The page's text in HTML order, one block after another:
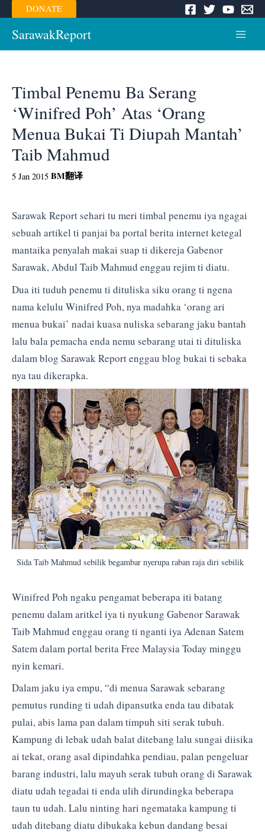
Skip
to
content
DONATE
SarawakReport
Timbal Penemu Ba Serang
‘Winifred Poh’ Atas ‘Orang
Menua Bukai Ti Diupah Mantah’
Taib Mahmud
5 Jan 2015 BM翻译
Sarawak Report sehari tu meri timbal penemu iya ngagai
sebuah artikel ti panjai ba portal berita internet ketegal
mantaika penyalah makai suap ti dikereja Gabenor
Sarawak, Abdul Taib Mahmud enggau rejim ti diatu.
Dua iti tuduh penemu ti dituliska siku orang ti ngena
nama kelulu Winifred Poh, nya madahka ‘orang ari
menua bukai’ nadai kuasa nuliska sebarang jaku bantah
lalu bala pemacha enda nemu sebarang utai ti dituliska
dalam blog Sarawak Report enggau blog bukai ti sebaka
nya tau dikerapka.
Sida Taib Mahmud sebilik begambar nyerupa raban raja diri sebilik
Winifred Poh ngaku pengamat beberapa iti batang
penemu dalam aritkel iya ti nyukung Gabenor Sarawak
Taib Mahmud enggau orang ti nganti iya Adenan Satem
Satem dalam portal berita Free Malaysia Today minggu
nyin kemari.
Dalam jaku iya empu, “di menua Sarawak sebarang
pemutus runding ti udah dipansutka enda tau dibatak
pulai, abis lama pan dalam timpuh siti serak tubuh.
Kampung di lebak udah balat ditebang lalu sungai diisika
ai tekat, orang asal dipindahka pendiau, palan pengeluar
barang industri, lalu mayuh serak tubuh orang di Sarawak
diatu udah tegadai ti enda ulih dirundingka beberapa
taun tu udah. Lalu ninting hari ngemataka kampung ti
udah ditebang diatu dibukaka kebun dandang besai